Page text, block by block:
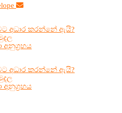
අධාර කරන්නේ ඇයි?
අනුග්‍රහය
අධාර කරන්නේ ඇයි?
අනුග්‍රහය